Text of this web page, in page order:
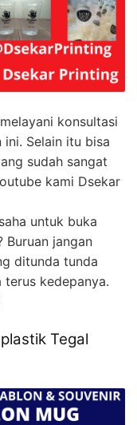
konsultasi
Selain itu bisa
sudah sangat
kami Dsekar
untuk buka
jangan
ditunda tunda
kedepanya.
Tegal